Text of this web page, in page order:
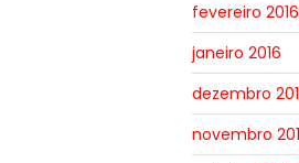
fevereiro 2016
janeiro 2016
dezembro
novembro